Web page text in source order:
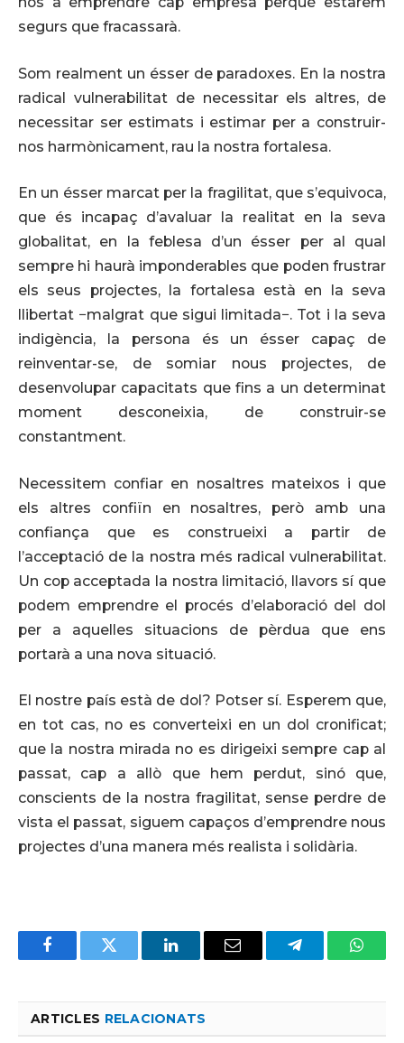
segurs que fracassarà.
Som realment un ésser de paradoxes. En la nostra
radical vulnerabilitat de necessitar els altres, de
necessitar ser estimats i estimar per a construir-
nos harmònicament, rau la nostra fortalesa.
En un ésser marcat per la fragilitat, que s’equivoca,
que és incapaç d’avaluar la realitat en la seva
globalitat, en la feblesa d’un ésser per al qual
sempre hi haurà imponderables que poden frustrar
els seus projectes, la fortalesa està en la seva
llibertat −malgrat que sigui limitada−. Tot i la seva
indigència, la persona és un ésser capaç de
reinventar-se, de somiar nous projectes, de
desenvolupar capacitats que fins a un determinat
moment desconeixia, de construir-se
constantment.
Necessitem confiar en nosaltres mateixos i que
els altres confiïn en nosaltres, però amb una
confiança que es construeixi a partir de
l’acceptació de la nostra més radical vulnerabilitat.
Un cop acceptada la nostra limitació, llavors sí que
podem emprendre el procés d’elaboració del dol
per a aquelles situacions de pèrdua que ens
portarà a una nova situació.
El nostre país està de dol? Potser sí. Esperem que,
en tot cas, no es converteixi en un dol cronificat;
que la nostra mirada no es dirigeixi sempre cap al
passat, cap a allò que hem perdut, sinó que,
conscients de la nostra fragilitat, sense perdre de
vista el passat, siguem capaços d’emprendre nous
projectes d’una manera més realista i solidària.
FacebookTwitter LinkedInEmail Telegram
ARTICLES RELACIONATS